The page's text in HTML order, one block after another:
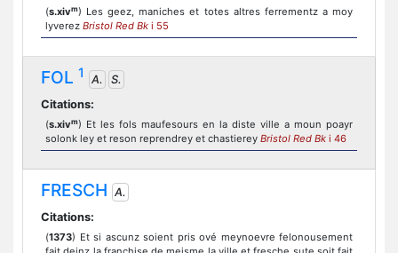
(s.xivm) Les geez, maniches et totes altres ferrementz a moy
lyverez Bristol Red Bk i 55
FOL 1 A.
S.
Citations:
(s.xivm) Et les fols maufesours en la diste ville a moun poayr
solonk ley et reson reprendrey et chastierey Bristol Red Bk i 46
FRESCH A.
Citations:
(1373) Et si ascunz soient pris ové meynoevre felonousement